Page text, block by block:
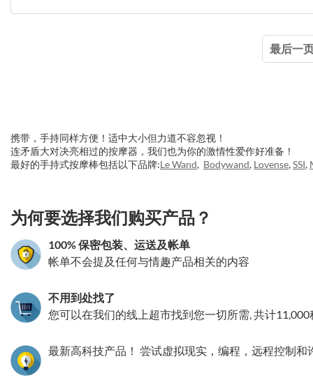
最后一
携带，手持同样方便！适中大小但力道不容忽视！
连矛盾大对决亮相过的按摩器，我们也为你的激情性爱作好准备！
最好的手持式按摩棒包括以下品牌:Le Wand, Bodywand, Lovense,SSI,
为何要选择我们购买产品？
100% 保密包装、运送及帐单
帐单不会提及任何与情趣产品相关的内容
不用到处找了
您可以在我们的线上超市找到您一切所需, 共计11,000
最新高科技产品！ 尝试虚拟现实，编程，远程控制